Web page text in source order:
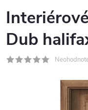
Dub